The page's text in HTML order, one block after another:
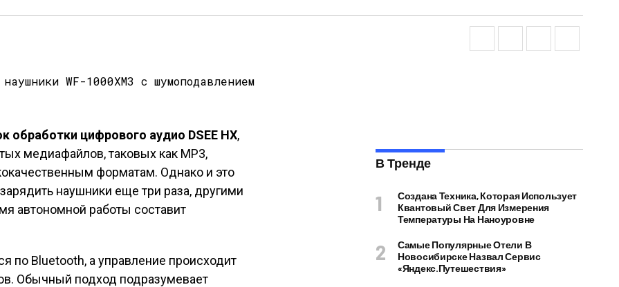
обработки цифрового аудио DSEE HX,
медиафайлов, таковых как MP3,
форматам. Однако и это
наушники еще три раза, другими
автономной работы составит
по Bluetooth, а управление происходит
Обычный подход подразумевает
В Тренде
Создана Техника, Которая Использует
Квантовый Свет Для Измерения
Температуры На Наноуровне
Самые Популярные Отели В
Новосибирске Назвал Сервис
«Яндекс.Путешествия»